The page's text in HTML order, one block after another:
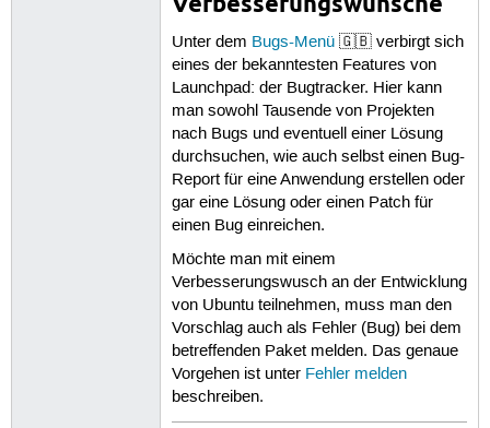
Unter dem Bugs-Menü🇬🇧 verbirgt sich
eines der bekanntesten Features von
Launchpad: der Bugtracker. Hier kann
man sowohl Tausende von Projekten
nach Bugs und eventuell einer Lösung
durchsuchen, wie auch selbst einen Bug-
Report für eine Anwendung erstellen oder
gar eine Lösung oder einen Patch für
einen Bug einreichen.
Möchte man mit einem
Verbesserungswusch an der Entwicklung
von Ubuntu teilnehmen, muss man den
Vorschlag auch als Fehler (Bug) bei dem
betreffenden Paket melden. Das genaue
Vorgehen ist unter Fehler melden
beschreiben.